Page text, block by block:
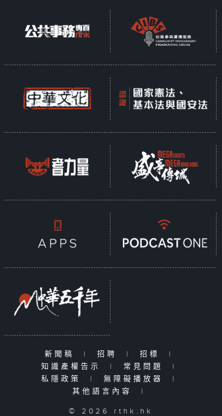
新聞稿 | 招聘 | 招標
|
知識產權告示
| 常見問題
|
私隱政策
| 無障礙播放器
|
其他語言內容
|
© 2026 rthk.hk